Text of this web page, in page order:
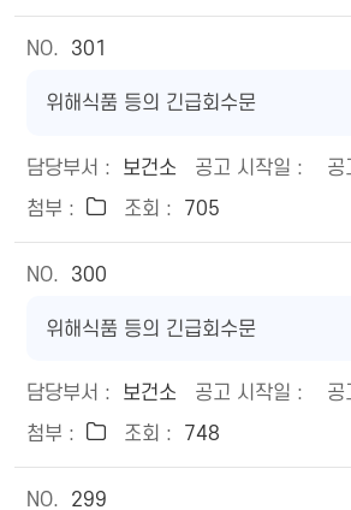
301
위해식품 등의 긴급회수문
보건소
705
300
위해식품 등의 긴급회수문
보건소
748
299